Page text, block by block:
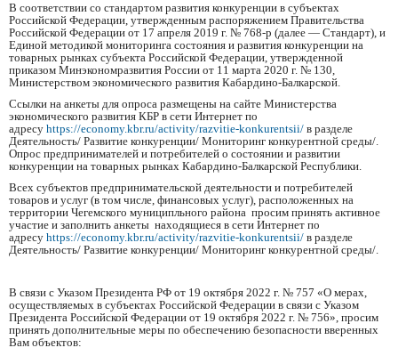
В соответствии со стандартом развития конкуренции в субъектах
Российской Федерации, утвержденным распоряжением Правительства
Российской Федерации от 17 апреля 2019 г. № 768-р (далее — Стандарт), и
Единой методикой мониторинга состояния и развития конкуренции на
товарных рынках субъекта Российской Федерации, утвержденной
приказом Минэкономразвития России от 11 марта 2020 г. № 130,
Министерством экономического развития Кабардино-Балкарской.
Ссылки на анкеты для опроса размещены на сайте Министерства
экономического развития КБР в сети Интернет по
адресу https://economy.kbr.ru/activity/razvitie-konkurentsii/ в разделе
Деятельность/ Развитие конкуренции/ Мониторинг конкурентной среды/.
Опрос предпринимателей и потребителей о состоянии и развитии
конкуренции на товарных рынках Кабардино-Балкарской Республики.
Всех субъектов предпринимательской деятельности и потребителей
товаров и услуг (в том числе, финансовых услуг), расположенных на
территории Чегемского муниципльного района просим принять активное
участие и заполнить анкеты находящиеся в сети Интернет по
адресу https://economy.kbr.ru/activity/razvitie-konkurentsii/ в разделе
Деятельность/ Развитие конкуренции/ Мониторинг конкурентной среды/.
В связи с Указом Президента РФ от 19 октября 2022 г. № 757 «О мерах,
осуществляемых в субъектах Российской Федерации в связи с Указом
Президента Российской Федерации от 19 октября 2022 г. № 756», просим
принять дополнительные меры по обеспечению безопасности вверенных
Вам объектов: